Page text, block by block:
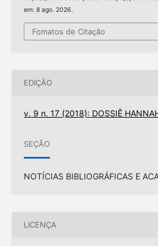
em: 8 ago. 2026.
Fomatos de Citação
EDIÇÃO
v. 9 n. 17 (2018): DOSSIÊ
SEÇÃO
NOTÍCIAS BIBLIOGRÁFICAS E
LICENÇA